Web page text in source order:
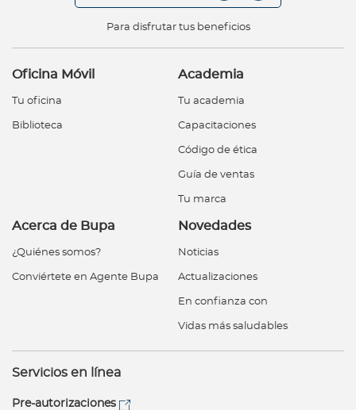
Para disfrutar tus beneficios
Oficina Móvil
Tu oficina
Biblioteca
Academia
Tu academia
Capacitaciones
Código de ética
Guía de ventas
Tu marca
Acerca de Bupa
¿Quiénes somos?
Conviértete en Agente Bupa
Novedades
Noticias
Actualizaciones
En confianza con
Vidas más saludables
Servicios en línea
Pre-autorizaciones